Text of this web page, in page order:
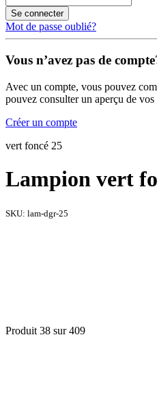
Se connecter
Mot de passe oublié?
Vous n’avez pas de
Avec un compte, vous pouvez
pouvez consulter un aperçu de vos
Créer un compte
vert foncé 25
Lampion vert
SKU: lam-dgr-25
Produit 38 sur 409